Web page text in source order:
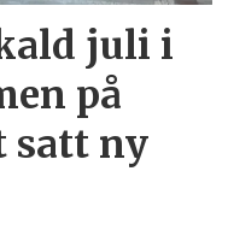
juli i
på
satt ny